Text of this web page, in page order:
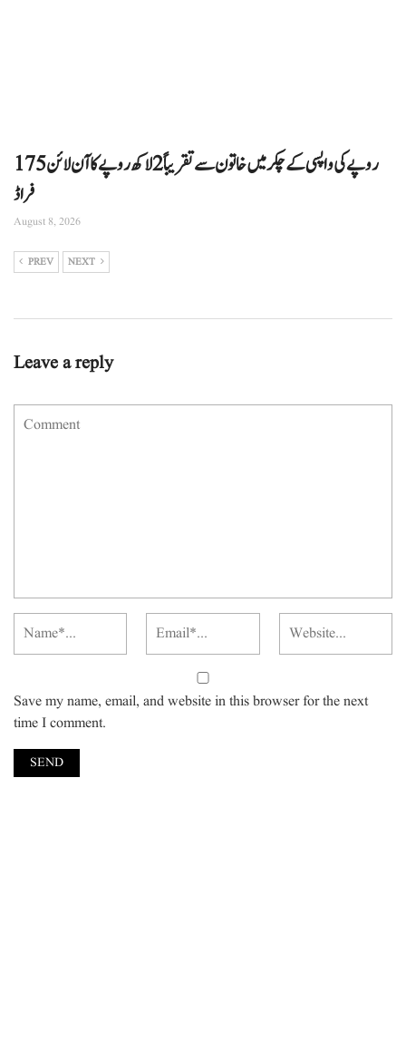
175 روپے کی واپسی کے چکر میں خاتون سے تقریباً 2 لاکھ روپے کا آن لائن
فراڈ
August 8, 2026
PREV NEXT
Leave a reply
Save my name, email, and website in this browser for the next
time I comment.